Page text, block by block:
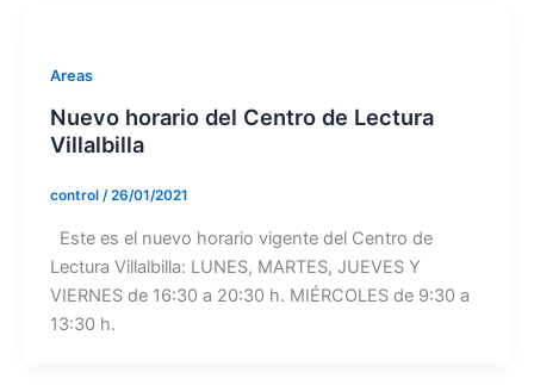
Areas
Nuevo horario del Centro de Lectura
Villalbilla
control /26/01/2021
Este es el nuevo horario vigente del Centro de
Lectura Villalbilla: LUNES, MARTES, JUEVES Y
VIERNES de 16:30 a 20:30 h. MIÉRCOLES de 9:30 a
13:30 h.